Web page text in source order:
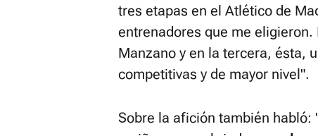
tres etapas en el Atlético de
entrenadores que me
Manzano y en la tercera, ésta,
competitivas y de mayor nivel".
Sobre la afición también